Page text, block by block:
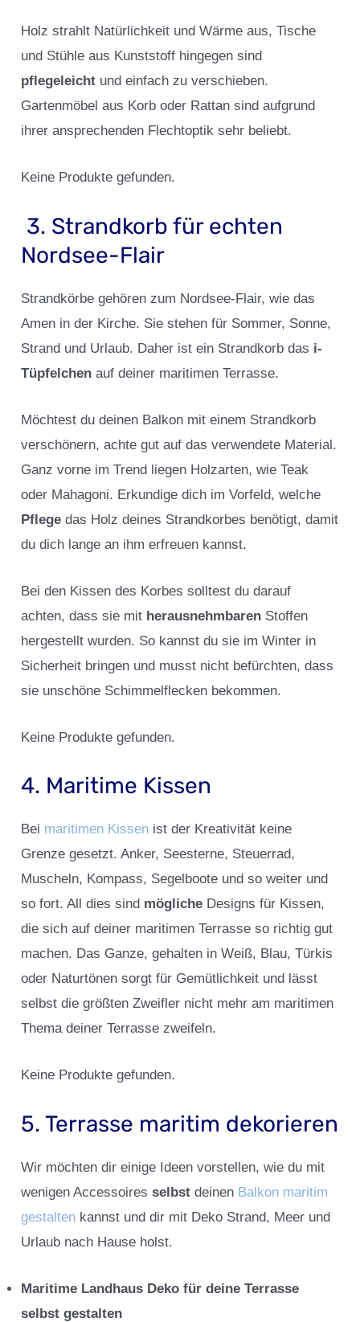
Holz strahlt Natürlichkeit und Wärme aus, Tische
und Stühle aus Kunststoff hingegen sind
pflegeleicht und einfach zu verschieben.
Gartenmöbel aus Korb oder Rattan sind aufgrund
ihrer ansprechenden Flechtoptik sehr beliebt.
Keine Produkte gefunden.
3. Strandkorb für echten
Nordsee-Flair
Strandkörbe gehören zum Nordsee-Flair, wie das
Amen in der Kirche. Sie stehen für Sommer, Sonne,
Strand und Urlaub. Daher ist ein Strandkorb das i-
Tüpfelchen auf deiner maritimen Terrasse.
Möchtest du deinen Balkon mit einem Strandkorb
verschönern, achte gut auf das verwendete Material.
Ganz vorne im Trend liegen Holzarten, wie Teak
oder Mahagoni. Erkundige dich im Vorfeld, welche
Pflege das Holz deines Strandkorbes benötigt, damit
du dich lange an ihm erfreuen kannst.
Bei den Kissen des Korbes solltest du darauf
achten, dass sie mit herausnehmbaren Stoffen
hergestellt wurden. So kannst du sie im Winter in
Sicherheit bringen und musst nicht befürchten, dass
sie unschöne Schimmelflecken bekommen.
Keine Produkte gefunden.
4. Maritime Kissen
Bei maritimen Kissen ist der Kreativität keine
Grenze gesetzt. Anker, Seesterne, Steuerrad,
Muscheln, Kompass, Segelboote und so weiter und
so fort. All dies sind mögliche Designs für Kissen,
die sich auf deiner maritimen Terrasse so richtig gut
machen. Das Ganze, gehalten in Weiß, Blau, Türkis
oder Naturtönen sorgt für Gemütlichkeit und lässt
selbst die größten Zweifler nicht mehr am maritimen
Thema deiner Terrasse zweifeln.
Keine Produkte gefunden.
5. Terrasse maritim dekorieren
Wir möchten dir einige Ideen vorstellen, wie du mit
wenigen Accessoiresselbst deinen Balkon maritim
gestalten kannst und dir mit Deko Strand, Meer und
Urlaub nach Hause holst.
Maritime Landhaus Deko für deine Terrasse
selbst gestalten